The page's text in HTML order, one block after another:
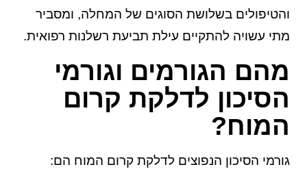
והטיפולים בשלושת הסוגים של המחלה, ומסביר
מתי עשויה להתקיים עילת תביעת רשלנות רפואית.
מהם הגורמים וגורמי
הסיכון לדלקת קרום
המוח?
גורמי הסיכון הנפוצים לדלקת קרום המוח הם: